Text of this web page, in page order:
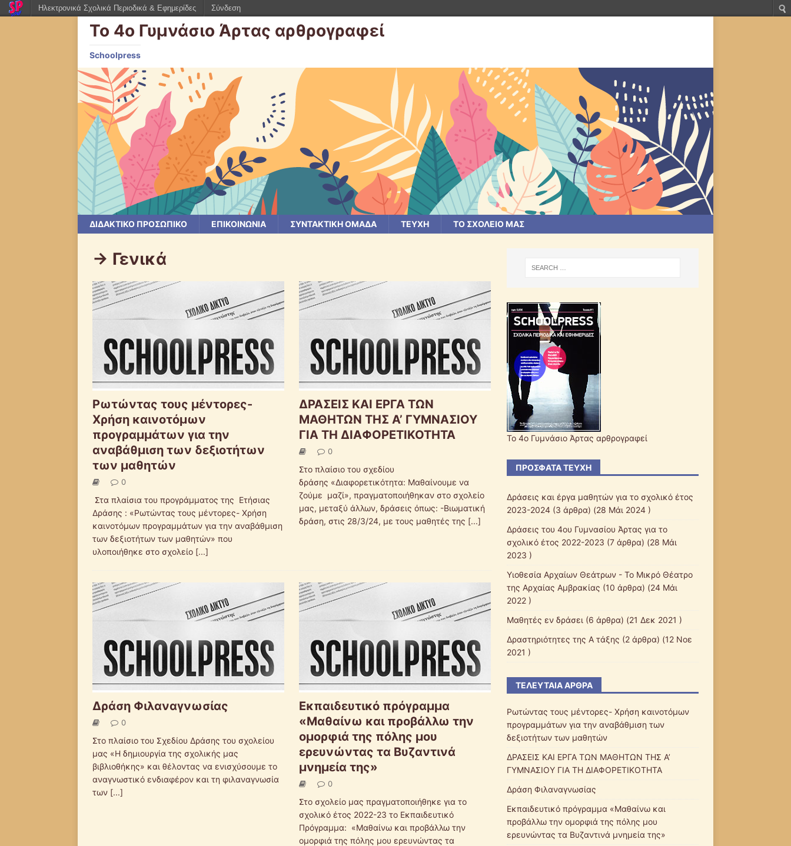
Το 4ο Γυμνάσιο Άρτας αρθρογραφεί
Schoolpress
ΔΙΔΑΚΤΙΚΟ ΠΡΟΣΩΠΙΚΟ ΕΠΙΚΟΙΝΩΝΙΑ ΣΥΝΤΑΚΤΙΚΗ ΟΜΑΔΑ ΤΕΥΧΗ ΤΟ ΣΧΟΛΕΙΟ ΜΑΣ
-> Γενικά
Ρωτώντας τους μέντορες-
Χρήση καινοτόμων
προγραμμάτων για την
αναβάθμιση των δεξιοτήτων
των μαθητών
0
Στα πλαίσια του προγράμματος της Ετήσιας
Δράσης : «Ρωτώντας τους μέντορες- Χρήση
καινοτόμων προγραμμάτων για την αναβάθμιση
των δεξιοτήτων των μαθητών» που
υλοποιήθηκε στο σχολείο [...]
ΔΡΑΣΕΙΣ ΚΑΙ ΕΡΓΑ ΤΩΝ
ΜΑΘΗΤΩΝ ΤΗΣ Α’ ΓΥΜΝΑΣΙΟΥ
ΓΙΑ ΤΗ ΔΙΑΦΟΡΕΤΙΚΟΤΗΤΑ
0
Στο πλαίσιο του σχεδίου
δράσης «Διαφορετικότητα: Μαθαίνουμε να
ζούμε μαζί», πραγματοποιήθηκαν στο σχολείο
μας, μεταξύ άλλων, δράσεις όπως: -Βιωματική
δράση, στις 28/3/24, με τους μαθητές της [...]
Δράση Φιλαναγνωσίας
0
Στο πλαίσιο του Σχεδίου Δράσης του σχολείου
μας «Η δημιουργία της σχολικής μας
βιβλιοθήκης» και θέλοντας να ενισχύσουμε το
αναγνωστικό ενδιαφέρον και τη φιλαναγνωσία
των [...]
Εκπαιδευτικό πρόγραμμα
«Μαθαίνω και προβάλλω την
ομορφιά της πόλης μου
ερευνώντας τα Βυζαντινά
μνημεία της»
0
Στο σχολείο μας πραγματοποιήθηκε για το
σχολικό έτος 2022-23 το Εκπαιδευτικό
Πρόγραμμα: «Μαθαίνω και προβάλλω την
ομορφιά της πόλης μου ερευνώντας τα
Το 4ο Γυμνάσιο Άρτας αρθρογραφεί
ΠΡΌΣΦΑΤΑ ΤΕΎΧΗ
Δράσεις και έργα μαθητών για το σχολικό έτος
2023-2024(3 άρθρα) (28 Μάι 2024 )
Δράσεις του 4ου Γυμνασίου Άρτας για το
σχολικό έτος 2022-2023 (7 άρθρα) (28 Μάι
2023 )
Υιοθεσία Αρχαίων Θεάτρων - Το Μικρό Θέατρο
της Αρχαίας Αμβρακίας (10 άρθρα) (24 Μάι
2022 )
Μαθητές εν δράσει (6 άρθρα) (21 Δεκ 2021 )
Δραστηριότητες της Α τάξης (2 άρθρα) (12 Νοε
2021 )
ΤΕΛΕΥΤΑΊΑ ΆΡΘΡΑ
Ρωτώντας τους μέντορες- Χρήση καινοτόμων
προγραμμάτων για την αναβάθμιση των
δεξιοτήτων των μαθητών
ΔΡΑΣΕΙΣ ΚΑΙ ΕΡΓΑ ΤΩΝ ΜΑΘΗΤΩΝ ΤΗΣ Α’
ΓΥΜΝΑΣΙΟΥ ΓΙΑ ΤΗ ΔΙΑΦΟΡΕΤΙΚΟΤΗΤΑ
Δράση Φιλαναγνωσίας
Εκπαιδευτικό πρόγραμμα «Μαθαίνω και
προβάλλω την ομορφιά της πόλης μου
ερευνώντας τα Βυζαντινά μνημεία της»
Ηλεκτρονικά Σχολικά Περιοδικά & Εφημερίδες Σύνδεση